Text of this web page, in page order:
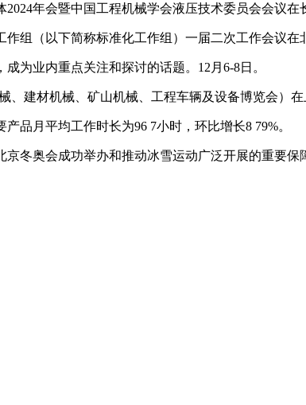
年会暨中国工程机械学会液压技术委员会会议在
（以下简称标准化工作组）一届二次工作会议在
业内重点关注和探讨的话题。12月6-8日。
建材机械、矿山机械、工程车辆及设备博览会）在
月平均工作时长为96 7小时，环比增长8 79%。
奥会成功举办和推动冰雪运动广泛开展的重要保